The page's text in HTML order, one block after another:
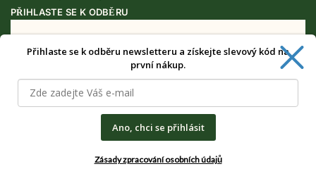
PŘIHLASTE SE K ODBĚRU
Získejte speciální výhody pouze pro
odběratele newsletteru.
CHCI SPECIÁLNÍ VÝHODY
Přihlaste se k odběru newsletteru a získejte slevový kód na
první nákup.
Ano, chci se přihlásit
Zásady zpracování osobních údajů